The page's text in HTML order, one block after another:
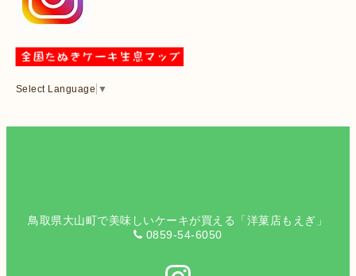
Select Language ▼
鳥取県大山町で美味しいケーキが買える「洋菓店もえぎ」
0859-54-6050